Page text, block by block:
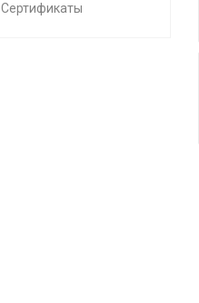
Сертификаты